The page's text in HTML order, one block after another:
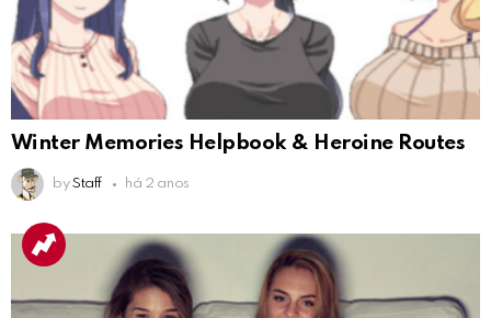
Winter Memories Helpbook & Heroine Routes
by Staff há 2 anos